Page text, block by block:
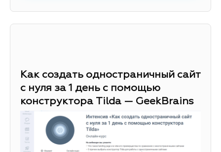
Как создать одностраничный сайт
с нуля за 1 день с помощью
конструктора Tilda — GeekBrains